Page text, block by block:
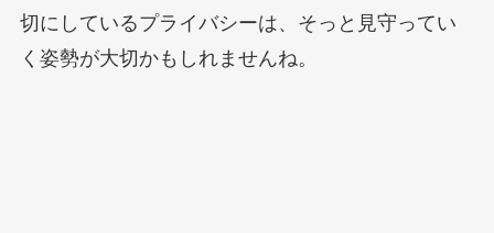
切にしているプライバシーは、そっと見守ってい
く姿勢が大切かもしれませんね。